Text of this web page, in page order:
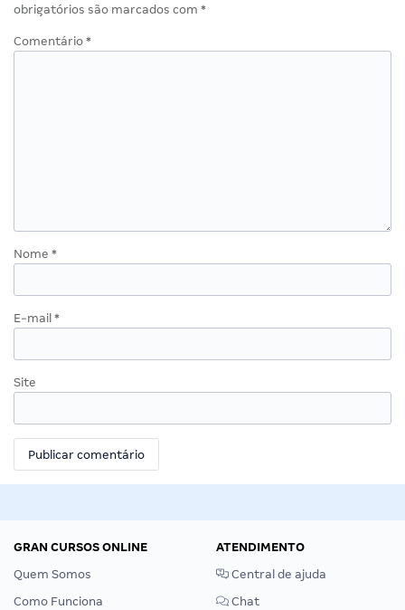
obrigatórios são marcados com *
Comentário *
Nome *
E-mail *
Site
GRAN CURSOS ONLINE
Quem Somos
Como Funciona
ATENDIMENTO
Central de ajuda
Chat